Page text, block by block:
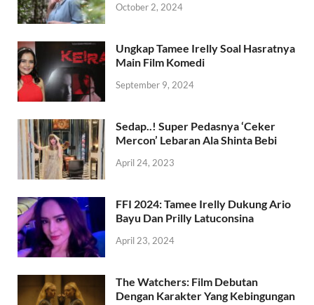
October 2, 2024
Ungkap Tamee Irelly Soal Hasratnya
Main Film Komedi
September 9, 2024
Sedap..! Super Pedasnya ‘Ceker
Mercon’ Lebaran Ala Shinta Bebi
April 24, 2023
FFI 2024: Tamee Irelly Dukung Ario
Bayu Dan Prilly Latuconsina
April 23, 2024
The Watchers: Film Debutan
Dengan Karakter Yang Kebingungan